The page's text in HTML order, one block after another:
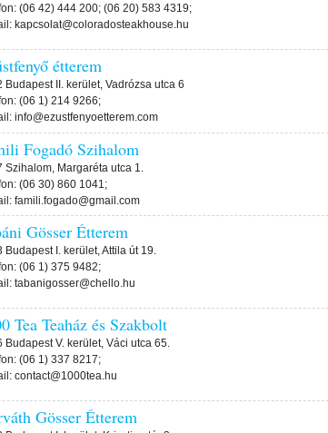
(06 42) 444 200; (06 20) 583 4319;
kapcsolat@coloradosteakhouse.hu
étterem
Budapest II. kerület, Vadrózsa utca 6
(06 1) 214 9266;
info@ezustfenyoetterem.com
Fogadó Szihalom
Szihalom, Margaréta utca 1.
(06 30) 860 1041;
famili.fogado@gmail.com
Gösser Étterem
Budapest I. kerület, Attila út 19.
(06 1) 375 9482;
tabanigosser@chello.hu
Tea Teaház és Szakbolt
Budapest V. kerület, Váci utca 65.
(06 1) 337 8217;
contact@1000tea.hu
Gösser Étterem